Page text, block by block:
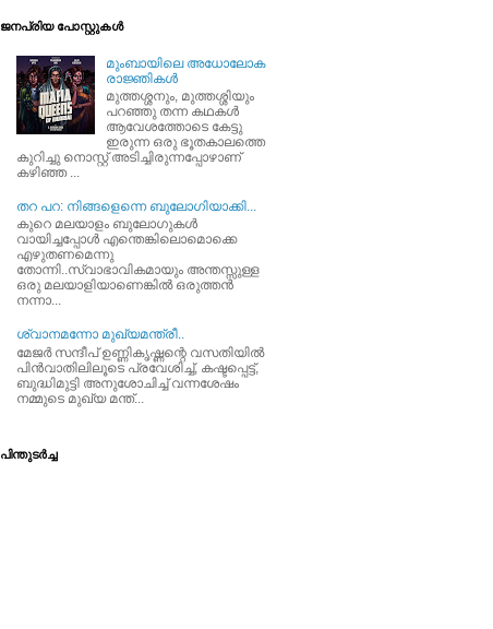
ജനപ്രിയ പോസ്റ്റുകള്‍
മുംബായിലെ അധോലോക
രാജ്ഞികള്‍
മുത്തശ്ശനും, മുത്തശ്ശിയും
പറഞ്ഞു തന്ന കഥകള്‍
ആവേശത്തോടെ കേട്ടു
ഇരുന്ന ഒരു ഭൂതകാലത്തെ
കുറിച്ചു നൊസ്റ്റ് അടിച്ചിരുന്നപ്പോഴാണ്
കഴിഞ്ഞ ...
തറ പറ: നിങ്ങളെന്നെ ബുലോഗിയാക്കി...
കുറെ മലയാളം ബുലോഗുകള്‍
വായിച്ചപ്പോള്‍ എന്തെങ്കിലൊമൊക്കെ
എഴുതണമെന്നു
തോന്നി..സ്വാഭാവികമായും അന്തസ്സുള്ള
ഒരു മലയാളിയാണെങ്കില്‍ ഒരുത്തന്‍
നന്നാ...
ശ്വാനമന്നോ മുഖ്യമന്ത്രീ..
മേജര്‍ സന്ദീപ്‌ ഉണ്ണികൃഷ്ണന്റെ വസതിയില്‍
പിന്‍വാതിലിലൂടെ പ്രവേശിച്ച്‌, കഷ്ടപ്പെട്ട്‌,
ബുദ്ധിമുട്ടി അനുശോചിച്ച്‌ വന്നശേഷം
നമ്മുടെ മുഖ്യ മന്ത്...
പിന്തുടര്‍ച്ച